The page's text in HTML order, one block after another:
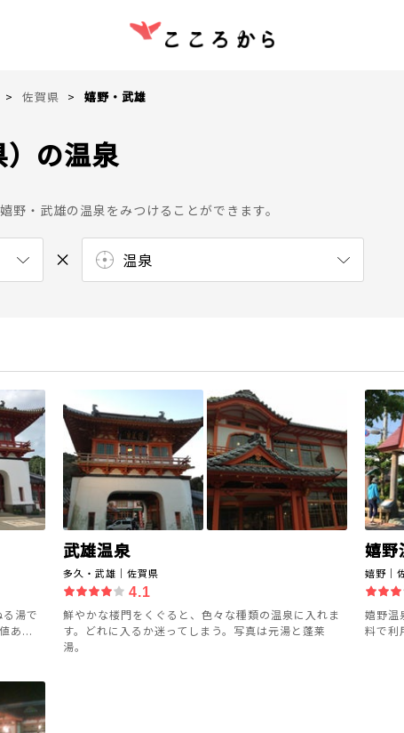
佐賀県 嬉野・武雄
の温泉
野・武雄の温泉をみつけることができます。
温泉
湯で
あ...
武雄温泉
多久・武雄｜佐賀県
4.1
鮮やかな楼門をくぐると、色々な種類の温泉に入れま
す。どれに入るか迷ってしまう。写真は元湯と蓬莱
湯。
嬉野
嬉野｜
嬉野温
料で利